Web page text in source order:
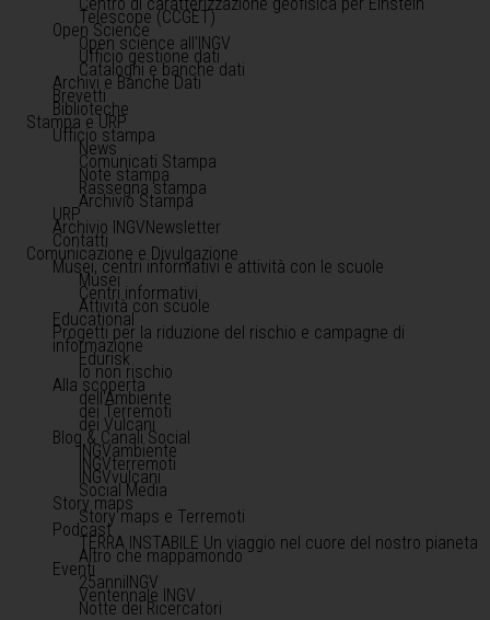
Telescope (CCGET)
Open Science
Open science all'INGV
Ufficio gestione dati
Cataloghi e banche dati
Archivi e Banche Dati
Brevetti
Biblioteche
Stampa e URP
Ufficio stampa
News
Comunicati Stampa
Note stampa
Rassegna stampa
Archivio Stampa
URP
Archivio INGVNewsletter
Contatti
Comunicazione e Divulgazione
Musei, centri informativi e attività con le scuole
Musei
Centri informativi
Attività con scuole
Educational
Progetti per la riduzione del rischio e campagne di
informazione
Edurisk
Io non rischio
Alla scoperta
dell'Ambiente
dei Terremoti
dei Vulcani
Blog & Canali Social
INGVambiente
INGVterremoti
INGVvulcani
Social Media
Story maps
Story maps e Terremoti
Podcast
TERRA INSTABILE Un viaggio nel cuore del nostro pianeta
Altro che mappamondo
Eventi
25anniINGV
Ventennale INGV
Notte dei Ricercatori